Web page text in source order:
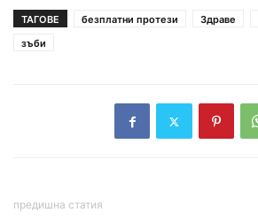
ТАГОВЕ безплатни протези Здраве
зъби
предишна статия